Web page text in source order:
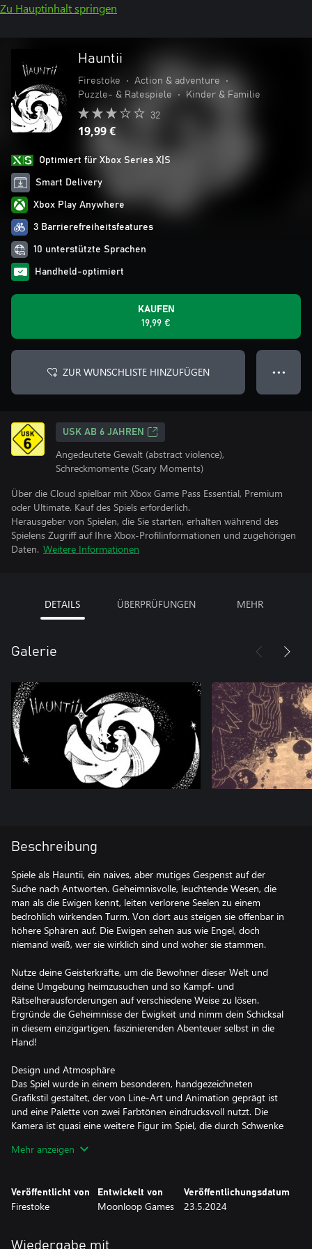
Zu Hauptinhalt springen
Hauntii
Firestoke • Action & adventure
•
Puzzle- & Ratespiele
• Kinder & Familie
32
19,99 €
Optimiert für Xbox Series X|S
Smart Delivery
Xbox Play Anywhere
3 Barrierefreiheitsfeatures
10 unterstützte Sprachen
Handheld-optimiert
KAUFEN
19,99 €
ZUR WUNSCHLISTE HINZUFÜGEN ● ● ●
USK AB 6 JAHREN
Angedeutete Gewalt (abstract violence),
Schreckmomente (Scary Moments)
Über die Cloud spielbar mit Xbox Game Pass Essential, Premium
oder Ultimate. Kauf des Spiels erforderlich.
Herausgeber von Spielen, die Sie starten, erhalten während des
Spielens Zugriff auf Ihre Xbox-Profilinformationen und zugehörigen
Daten. Weitere Informationen
DETAILS ÜBERPRÜFUNGEN MEHR
Galerie
Beschreibung
Spiele als Hauntii, ein naives, aber mutiges Gespenst auf der
Suche nach Antworten. Geheimnisvolle, leuchtende Wesen, die
man als die Ewigen kennt, leiten verlorene Seelen zu einem
bedrohlich wirkenden Turm. Von dort aus steigen sie offenbar in
höhere Sphären auf. Die Ewigen sehen aus wie Engel, doch
niemand weiß, wer sie wirklich sind und woher sie stammen.
Nutze deine Geisterkräfte, um die Bewohner dieser Welt und
deine Umgebung heimzusuchen und so Kampf- und
Rätselherausforderungen auf verschiedene Weise zu lösen.
Ergründe die Geheimnisse der Ewigkeit und nimm dein Schicksal
in diesem einzigartigen, faszinierenden Abenteuer selbst in die
Hand!
Design und Atmosphäre
Das Spiel wurde in einem besonderen, handgezeichneten
Grafikstil gestaltet, der von Line-Art und Animation geprägt ist
und eine Palette von zwei Farbtönen eindrucksvoll nutzt. Die
Kamera ist quasi eine weitere Figur im Spiel, die durch Schwenke
dir den Weg weist.
Spielgeschehen mit Crescendos, sodass ein optisch wie akustisch
packendes Erlebnis entsteht.
Heimsuchen
Mehr anzeigen
Veröffentlicht von
Firestoke
Entwickelt von
Moonloop Games
Veröffentlichungsdatum
23.5.2024
Wiedergabe mit